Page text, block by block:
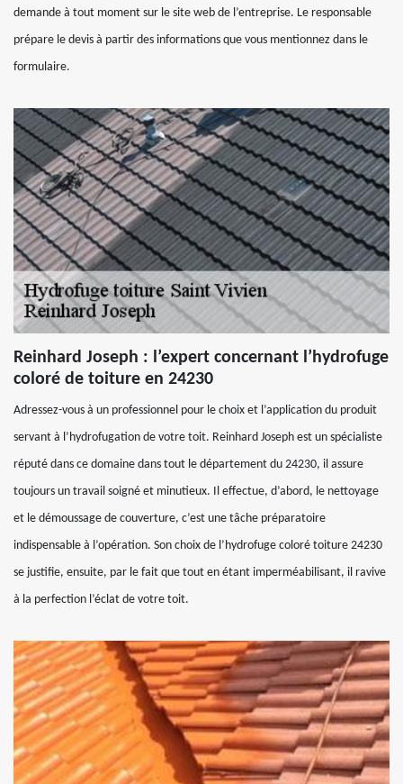
demande à tout moment sur le site web de l’entreprise. Le responsable
prépare le devis à partir des informations que vous mentionnez dans le
formulaire.
Reinhard Joseph : l’expert concernant l’hydrofuge
coloré de toiture en 24230
Adressez-vous à un professionnel pour le choix et l’application du produit
servant à l’hydrofugation de votre toit. Reinhard Joseph est un spécialiste
réputé dans ce domaine dans tout le département du 24230, il assure
toujours un travail soigné et minutieux. Il effectue, d’abord, le nettoyage
et le démoussage de couverture, c’est une tâche préparatoire
indispensable à l’opération. Son choix de l’hydrofuge coloré toiture 24230
se justifie, ensuite, par le fait que tout en étant imperméabilisant, il ravive
à la perfection l’éclat de votre toit.